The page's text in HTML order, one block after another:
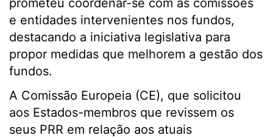
prometeu coordenar-se com as comissões
e entidades intervenientes nos fundos,
destacando a iniciativa legislativa para
propor medidas que melhorem a gestão dos
fundos.
A Comissão Europeia (CE), que solicitou
aos Estados-membros que revissem os
seus PRR em relação aos atuais